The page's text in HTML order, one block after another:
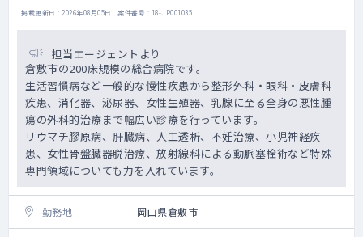
掲載更新日 : 2026年08月05日 案件番号 : 18-JP001035
担当エージェントより
倉敷市の200床規模の総合病院です。
生活習慣病など一般的な慢性疾患から整形外科・眼科・皮膚科
疾患、消化器、泌尿器、女性生殖器、乳腺に至る全身の悪性腫
瘍の外科的治療まで幅広い診療を行っています。
リウマチ膠原病、肝臓病、人工透析、不妊治療、小児神経疾
患、女性骨盤臓器脱治療、放射線科による動脈塞栓術など特殊
専門領域についても力を入れています。
勤務地 岡山県倉敷市